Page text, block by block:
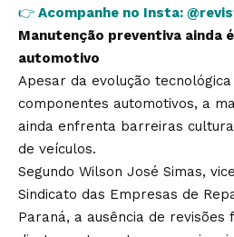
👉 Acompanhe no Insta:
Manutenção preventiva ainda
automotivo
Apesar da evolução
componentes automotivos, a
ainda enfrenta barreiras
de veículos.
Segundo Wilson José Simas,
Sindicato das Empresas de
Paraná, a ausência de revisões